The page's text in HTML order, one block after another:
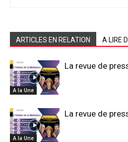
ARTICLES EN RELATION A LIRE
A la Une
La revue de
A la Une
La revue de